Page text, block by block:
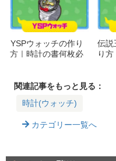
YSPウォッチの作り
方｜時計の書何枚必
伝説
り
関連記事をもっと見る：
時計(ウォッチ)
カテゴリー一覧へ